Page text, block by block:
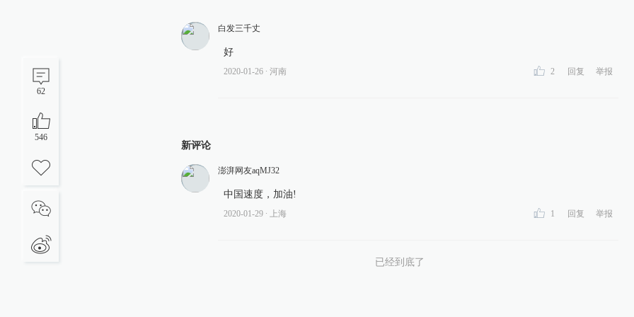
62
546
白发三千丈
好
2020-01-26 ∙ 河南 2 回复 举报
新评论
澎湃网友aqMJ32
中国速度，加油!
2020-01-29 ∙ 上海 1 回复 举报
已经到底了